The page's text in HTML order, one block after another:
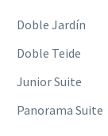
Doble Jardín
Doble Teide
Junior Suite
Panorama Suite